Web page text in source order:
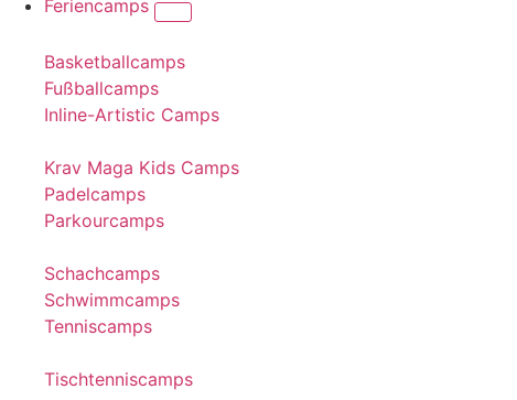
Feriencamps
Basketballcamps
Fußballcamps
Inline-Artistic Camps
Krav Maga Kids Camps
Padelcamps
Parkourcamps
Schachcamps
Schwimmcamps
Tenniscamps
Tischtenniscamps